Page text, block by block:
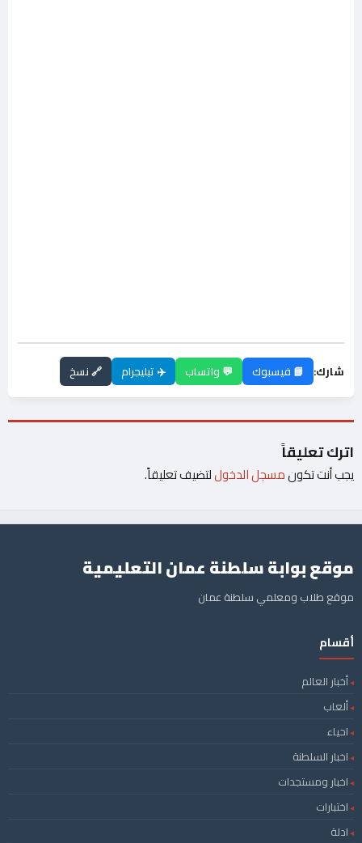
شارك: 📘 فيسبوك 💬 واتساب ✈️ تيليجرام 🔗 نسخ
اترك تعليقاً
يجب أنت تكونمسجل الدخوللتضيف تعليقاً.
موقع بوابة سلطنة عمان التعليمية
موقع طلاب ومعلمي سلطنة عمان
أقسام
أخبار العالم
ألعاب
احياء
اخبار السلطنة
اخبار ومستجدات
اختبارات
ادلة